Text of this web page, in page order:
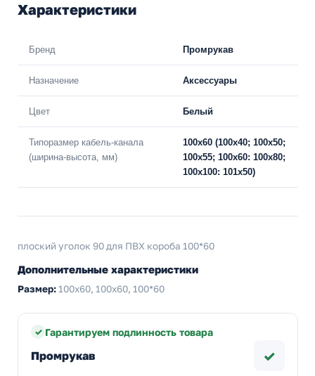
Характеристики
Бренд Промрукав
Назначение Аксессуары
Цвет Белый
Типоразмер кабель-канала
(ширина-высота, мм)
100х60 (100х40; 100х50;
100х55; 100х60: 100х80;
100х100: 101х50)
плоский уголок 90 для ПВХ короба 100*60
Дополнительные характеристики
Размер:100х60, 100x60, 100*60
Гарантируем подлинность товара
Промрукав ✓